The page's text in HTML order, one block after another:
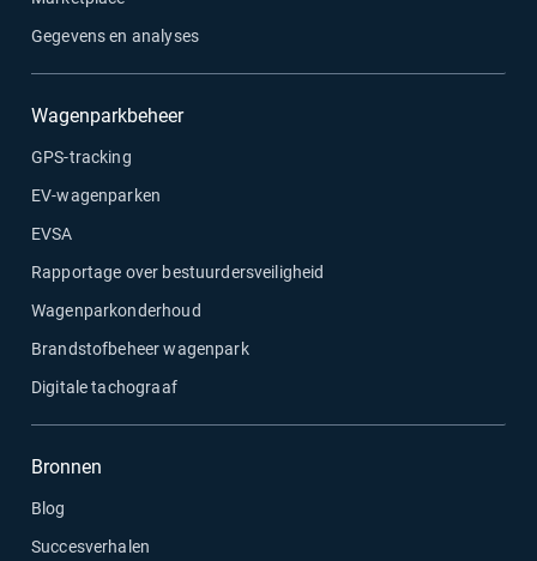
Gegevens en analyses
Wagenparkbeheer
GPS-tracking
EV-wagenparken
EVSA
Rapportage over bestuurdersveiligheid
Wagenparkonderhoud
Brandstofbeheer wagenpark
Digitale tachograaf
Bronnen
Blog
Succesverhalen